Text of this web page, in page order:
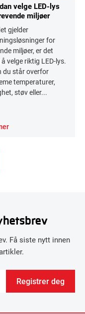
velge LED-lys
miljøer
gjelder
for
miljøer, er det
velge riktig LED-lys.
du står overfor
temperaturer,
støv eller...
Få siste nytt innen
Registrer deg